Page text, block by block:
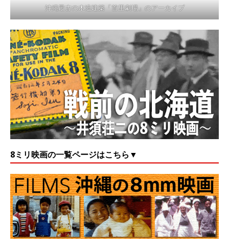
沖縄最古の木造建築「首里劇場」のアーカイブ
8ミリ映画の一覧ページはこちら▼